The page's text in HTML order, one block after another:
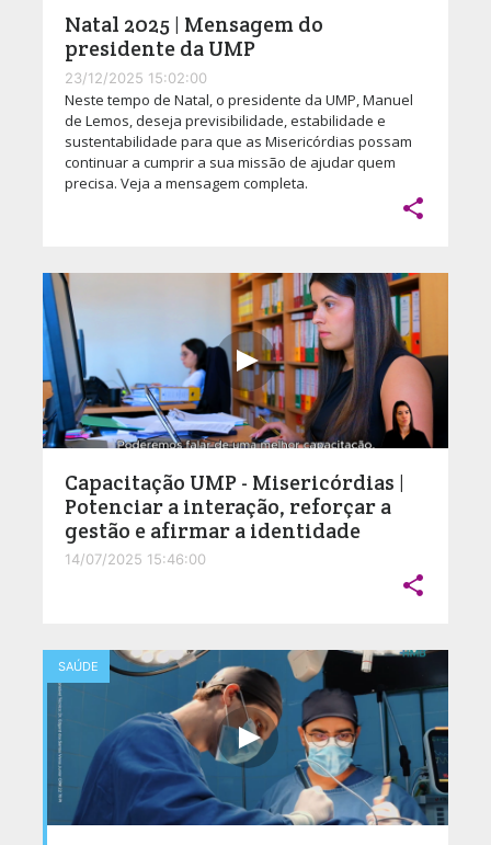
Natal 2025 | Mensagem do
presidente da UMP
23/12/2025 15:02:00
Neste tempo de Natal, o presidente da UMP, Manuel
de Lemos, deseja previsibilidade, estabilidade e
sustentabilidade para que as Misericórdias possam
continuar a cumprir a sua missão de ajudar quem
precisa. Veja a mensagem completa.

Capacitação UMP - Misericórdias |
Potenciar a interação, reforçar a
gestão e afirmar a identidade
14/07/2025 15:46:00

SAÚDE